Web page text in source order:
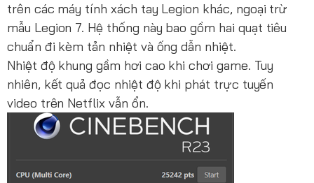
trên các máy tính xách tay Legion khác, ngoại trừ
mẫu Legion 7. Hệ thống này bao gồm hai quạt tiêu
chuẩn đi kèm tản nhiệt và ống dẫn nhiệt.
Nhiệt độ khung gầm hơi cao khi chơi game. Tuy
nhiên, kết quả đọc nhiệt độ khi phát trực tuyến
video trên Netflix vẫn ổn.